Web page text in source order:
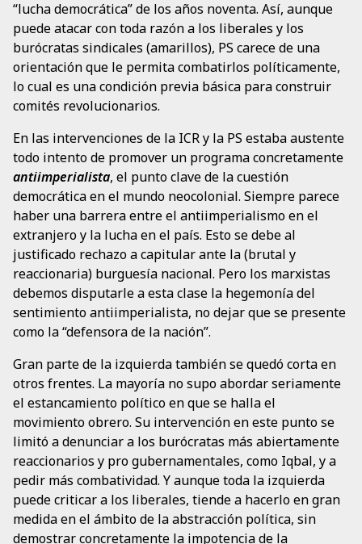
“lucha democrática” de los años noventa. Así, aunque
puede atacar con toda razón a los liberales y los
burócratas sindicales (amarillos), PS carece de una
orientación que le permita combatirlos políticamente,
lo cual es una condición previa básica para construir
comités revolucionarios.
En las intervenciones de la ICR y la PS estaba austente
todo intento de promover un programa concretamente
antiimperialista, el punto clave de la cuestión
democrática en el mundo neocolonial. Siempre parece
haber una barrera entre el antiimperialismo en el
extranjero y la lucha en el país. Esto se debe al
justificado rechazo a capitular ante la (brutal y
reaccionaria) burguesía nacional. Pero los marxistas
debemos disputarle a esta clase la hegemonía del
sentimiento antiimperialista, no dejar que se presente
como la “defensora de la nación”.
Gran parte de la izquierda también se quedó corta en
otros frentes. La mayoría no supo abordar seriamente
el estancamiento político en que se halla el
movimiento obrero. Su intervención en este punto se
limitó a denunciar a los burócratas más abiertamente
reaccionarios y pro gubernamentales, como Iqbal, y a
pedir más combatividad. Y aunque toda la izquierda
puede criticar a los liberales, tiende a hacerlo en gran
medida en el ámbito de la abstracción política, sin
demostrar concretamente la impotencia de la